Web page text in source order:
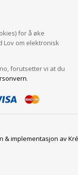
for å øke
Lov om elektronisk
forutsetter vi at du
.
&implementasjon av